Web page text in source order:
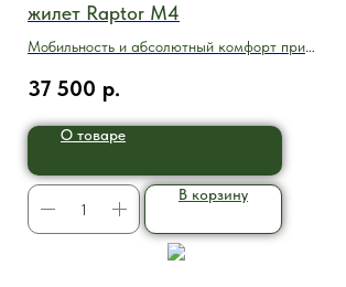
жилет Raptor M4
Мобильность и абсолютный комфорт при
37 500 р.
О товаре
В корзину